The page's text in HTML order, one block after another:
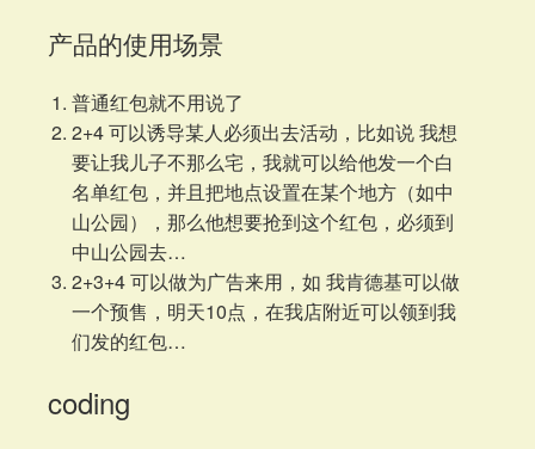
产品的使用场景
普通红包就不用说了
2+4 可以诱导某人必须出去活动，比如说 我想
要让我儿子不那么宅，我就可以给他发一个白
名单红包，并且把地点设置在某个地方（如中
山公园），那么他想要抢到这个红包，必须到
中山公园去…
2+3+4 可以做为广告来用，如 我肯德基可以做
一个预售，明天10点，在我店附近可以领到我
们发的红包…
coding